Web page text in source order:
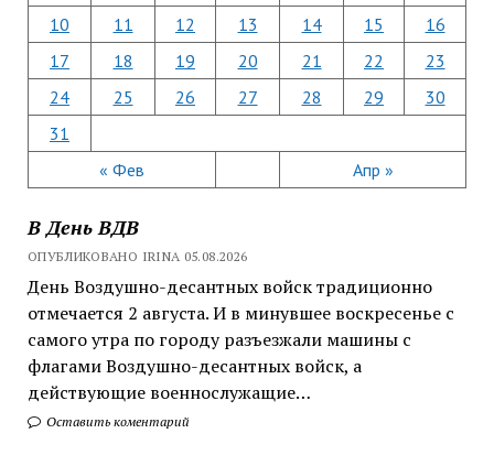
« Фев Апр »
10
11 12 13 14 15
16
17
18 19 20 21 22
23
24
25 26 27 28 29
30
31
В День ВДВ
ОПУБЛИКОВАНО IRINA 05.08.2026
День Воздушно-десантных войск традиционно
отмечается 2 августа. И в минувшее воскресенье с
самого утра по городу разъезжали машины с
флагами Воздушно-десантных войск, а
действующие военнослужащие…
Оставить коментарий